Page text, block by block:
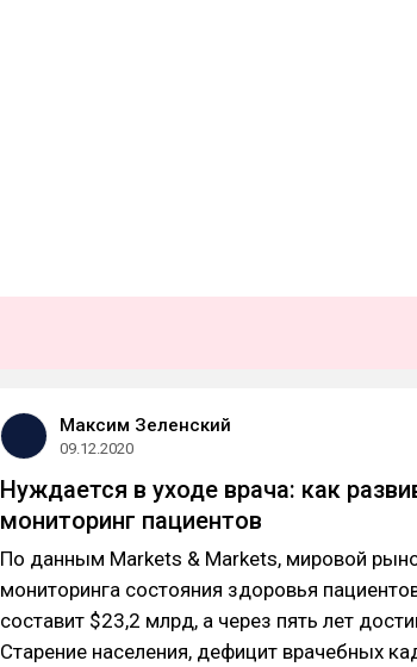
Максим Зеленский
09.12.2020
Нуждается в уходе врача: как
мониторинг пациентов
По данным Markets & Markets, мировой
мониторинга состояния здоровья
составит $23,2 млрд, а через пять лет
Старение населения, дефицит врачебных